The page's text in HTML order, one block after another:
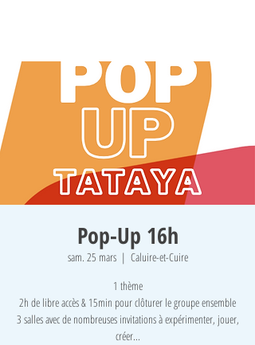
Pop-Up 16h
sam. 25 mars
  |
Caluire-et-Cuire
1 thème
2h de libre accès & 15min pour clôturer le groupe ensemble
3 salles avec de nombreuses invitations à expérimenter, jouer,
créer...